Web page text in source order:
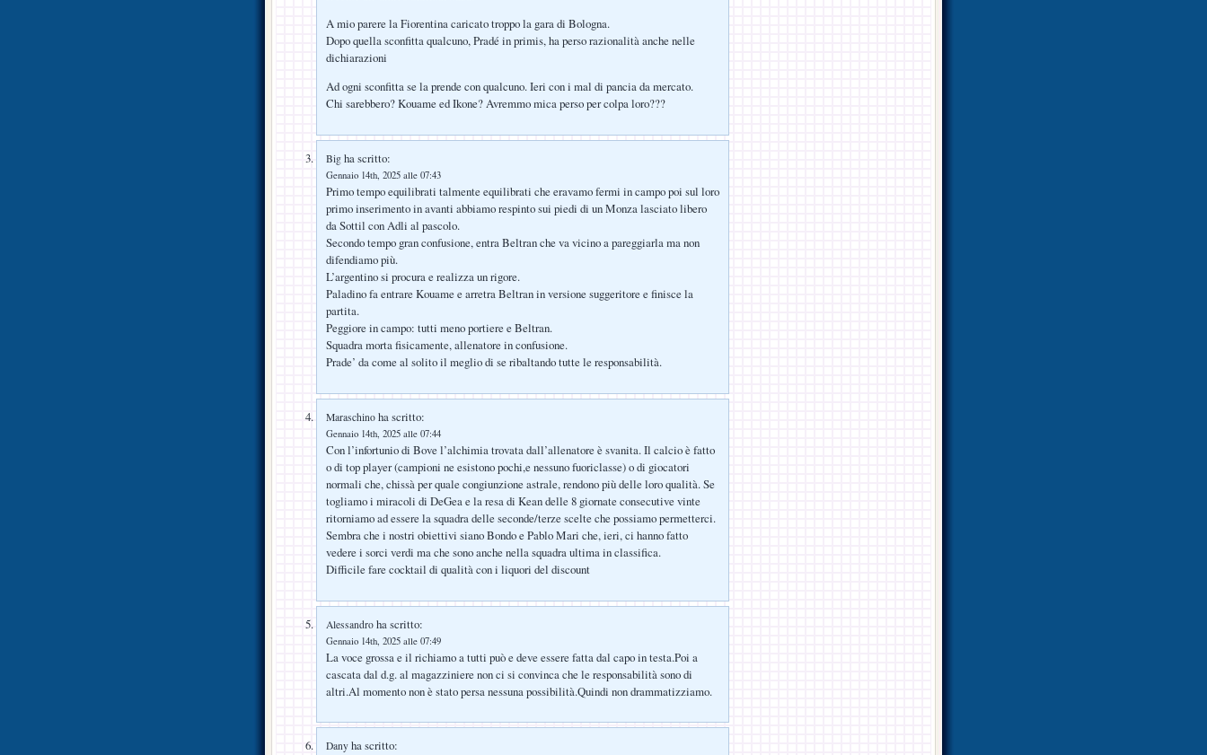
A mio parere la Fiorentina caricato troppo la gara di Bologna.
Dopo quella sconfitta qualcuno, Pradé in primis, ha perso razionalità anche nelle
dichiarazioni
Ad ogni sconfitta se la prende con qualcuno. Ieri con i mal di pancia da mercato.
Chi sarebbero? Kouame ed Ikone? Avremmo mica perso per colpa loro???
Big ha scritto:
Gennaio 14th, 2025 alle 07:43
Primo tempo equilibrati talmente equilibrati che eravamo fermi in campo poi sul loro
primo inserimento in avanti abbiamo respinto sui piedi di un Monza lasciato libero
da Sottil con Adli al pascolo.
Secondo tempo gran confusione, entra Beltran che va vicino a pareggiarla ma non
difendiamo più.
L’argentino si procura e realizza un rigore.
Paladino fa entrare Kouame e arretra Beltran in versione suggeritore e finisce la
partita.
Peggiore in campo: tutti meno portiere e Beltran.
Squadra morta fisicamente, allenatore in confusione.
Prade’ da come al solito il meglio di se ribaltando tutte le responsabilità.
Maraschino ha scritto:
Gennaio 14th, 2025 alle 07:44
Con l’infortunio di Bove l’alchimia trovata dall’allenatore è svanita. Il calcio è fatto
o di top player (campioni ne esistono pochi,e nessuno fuoriclasse) o di giocatori
normali che, chissà per quale congiunzione astrale, rendono più delle loro qualità. Se
togliamo i miracoli di DeGea e la resa di Kean delle 8 giornate consecutive vinte
ritorniamo ad essere la squadra delle seconde/terze scelte che possiamo permetterci.
Sembra che i nostri obiettivi siano Bondo e Pablo Mari che, ieri, ci hanno fatto
vedere i sorci verdi ma che sono anche nella squadra ultima in classifica.
Difficile fare cocktail di qualità con i liquori del discount
Alessandro ha scritto:
Gennaio 14th, 2025 alle 07:49
La voce grossa e il richiamo a tutti può e deve essere fatta dal capo in testa.Poi a
cascata dal d.g. al magazziniere non ci si convinca che le responsabilità sono di
altri.Al momento non è stato persa nessuna possibilità.Quindi non drammatizziamo.
Dany ha scritto: